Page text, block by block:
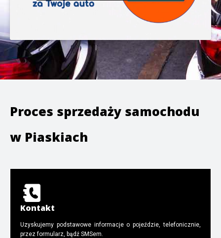
Proces sprzedaży samochodu
w Piaskiach
Kontakt
Uzyskujemy podstawowe informacje o pojeździe, telefonicznie,
przez formularz, bądź SMSem.